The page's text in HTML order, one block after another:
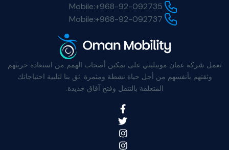
Mobile:+968-92-092735
Mobile:+968-92-092737
تعمل شركة عمان موبيليتي على تمكين أصحاب الهمم من استعادة حريتهم
وثقتهم بأنفسهم من أجل حياة نشطة ومثمرة. ثق بنا لتلبية احتياجاتك
المتعلقة بالتنقل وفتح آفاق جديدة.